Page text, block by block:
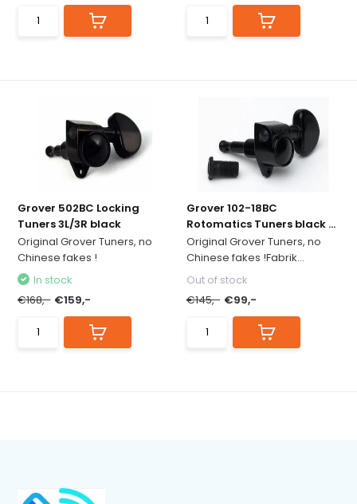
Grover 502BC Locking
Tuners 3L/3R black
Original Grover Tuners, no
Chinese fakes !
In stock
€168,- €159,-
Grover 102-18BC
Rotomatics Tuners black ...
Original Grover Tuners, no
Chinese fakes !Fabrik...
Out of stock
€145,- €99,-